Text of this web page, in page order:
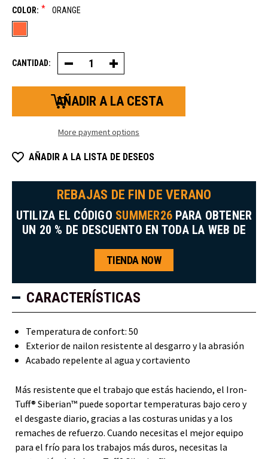
COLOR: * ORANGE
CANTIDAD: Disminuir
la
cantidad
de
HiVis
Tuff®
Aumentar
la
cantidad
HiVis
Tuff®
More payment options
AÑADIR A LA LISTA DE DESEOS
REBAJAS DE FIN DE VERANO
UTILIZA EL CÓDIGO SUMMER26 PARA OBTENER
UN 20 % DE DESCUENTO EN TODA LA WEB DE
TIENDA NOW
CARACTERÍSTICAS
Temperatura de confort: 50
Exterior de nailon resistente al desgarro y la abrasión
Acabado repelente al agua y cortaviento
Más resistente que el trabajo que estás haciendo, el Iron-
Tuff® Siberian™ puede soportar temperaturas bajo cero y
el desgaste diario, gracias a las costuras unidas y a los
remaches de refuerzo. Cuando necesitas el mejor equipo
para el frío para los trabajos más duros, necesitas la